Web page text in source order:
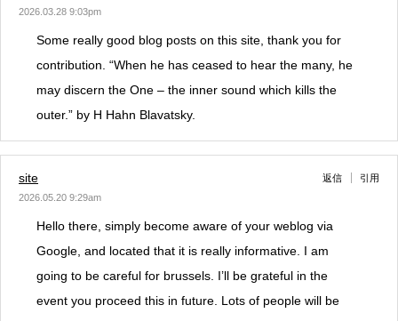
2026.03.28 9:03pm
Some really good blog posts on this site, thank you for
contribution. “When he has ceased to hear the many, he
may discern the One – the inner sound which kills the
outer.” by H Hahn Blavatsky.
site
2026.05.20 9:29am
返信 引用
Hello there, simply become aware of your weblog via
Google, and located that it is really informative. I am
going to be careful for brussels. I’ll be grateful in the
event you proceed this in future. Lots of people will be